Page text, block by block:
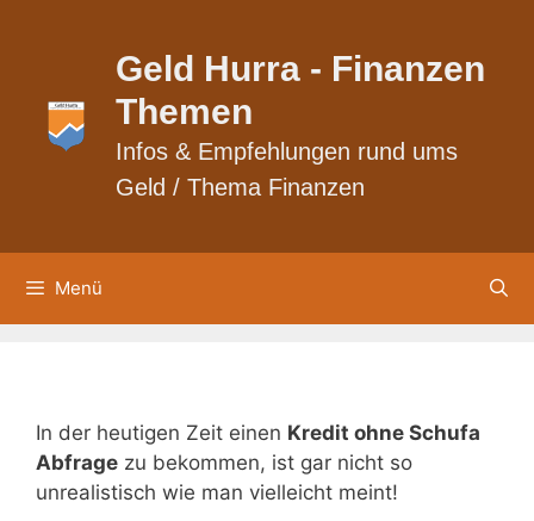
Geld Hurra - Finanzen
Themen
Infos & Empfehlungen rund ums
Geld / Thema Finanzen
Menü
In der heutigen Zeit einen Kredit ohne Schufa
Abfrage zu bekommen, ist gar nicht so
unrealistisch wie man vielleicht meint!